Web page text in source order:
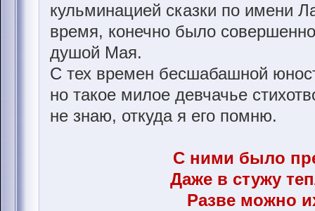
кульминацией сказки по имени
время, конечно было
душой Мая.
С тех времен бесшабашной
но такое милое девчачье
не знаю, откуда я его помню.
С ними было
Даже в стужу
Разве можно